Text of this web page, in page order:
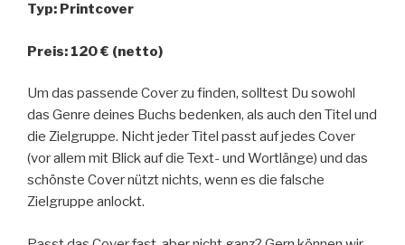
Typ: Printcover
Preis: 120 € (netto)
Um das passende Cover zu finden, solltest Du sowohl
das Genre deines Buchs bedenken, als auch den Titel und
die Zielgruppe. Nicht jeder Titel passt auf jedes Cover
(vor allem mit Blick auf die Text- und Wortlänge) und das
schönste Cover nützt nichts, wenn es die falsche
Zielgruppe anlockt.